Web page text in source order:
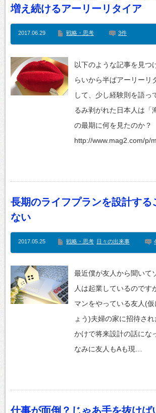
増え続けるアーリーリタイア
2017.06.29 戦略・思考 3件
以下のような記事を見つ
らいから半ばアーリーリ
して、少し経験則を語っ
るみ剥がれた日本人は「
の最期に何を見たのか？
http://www.mag2.com/p/
長期のライフプランを設計する
ない
2017.05.25 戦略・思考 日々の出来事
最近僕が友人から聞いて
人は起業しているのです
マンをやっている友人(
ょう)夫婦の家に招待さ
かけで将来設計の話にな
なみに友人もAも現…
仕事が面倒？じゃあ手を抜けば